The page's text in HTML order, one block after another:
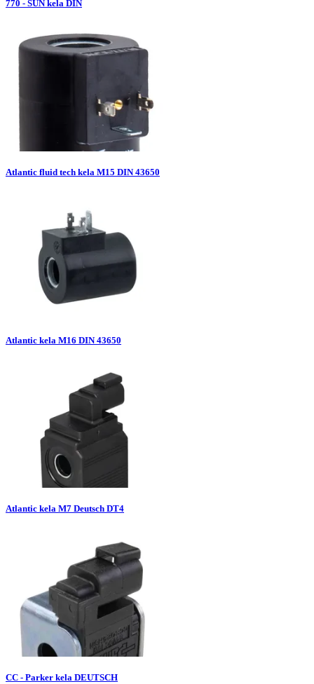
770 - SUN kela DIN
Atlantic fluid tech kela M15 DIN 43650
Atlantic kela M16 DIN 43650
Atlantic kela M7 Deutsch DT4
CC - Parker kela DEUTSCH